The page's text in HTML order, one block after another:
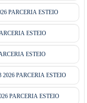
PARCERIA ESTEIO
ESTEIO
ESTEIO
2026 PARCERIA ESTEIO
PARCERIA ESTEIO